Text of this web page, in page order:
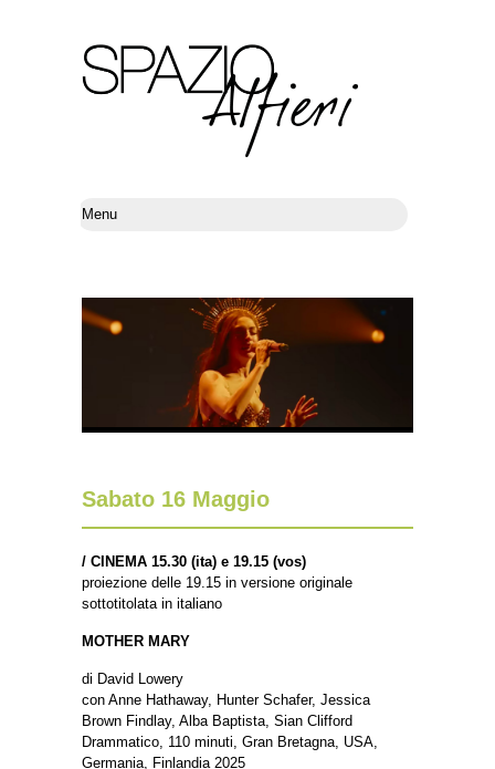
Sabato 16 Maggio
/ CINEMA 15.30 (ita) e 19.15 (vos)
proiezione delle 19.15 in versione originale
sottotitolata in italiano
MOTHER MARY
di David Lowery
con Anne Hathaway, Hunter Schafer, Jessica
Brown Findlay, Alba Baptista, Sian Clifford
Drammatico, 110 minuti, Gran Bretagna, USA,
Germania, Finlandia 2025